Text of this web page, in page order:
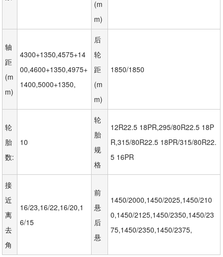
(m
m)
轴
距
(m
m)
4300+1350,4575+14
00,4600+1350,4975+
1400,5000+1350,
后
轮
距
(m
m)
1850/1850
轮
胎
数:
10
轮
胎
规
格
12R22.5 18PR,295/80R22.5 18P
R,315/80R22.5 18PR/315/80R22.
5 16PR
接
近
离
去
角
16/23,16/22,16/20,1
6/15
前
悬
后
悬
1450/2000,1450/2025,1450/210
0,1450/2125,1450/2350,1450/23
75,1450/2350,1450/2375,